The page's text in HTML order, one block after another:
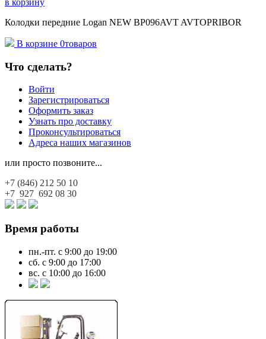
Колодки передние Logan NEW BP096AVT AVTOPRIBOR
В корзине 0товаров
Что сделать?
Войти
Зарегистрироваться
Оформить заказ
Узнать про доставку
Проконсультироваться
Адреса наших магазинов
или просто позвоните...
+7 (846) 212 50 10
+7 927 692 08 30
Время работы
пн.-пт. с 9:00 до 19:00
сб. с 9:00 до 17:00
вс. с 10:00 до 16:00